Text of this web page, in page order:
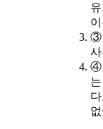
③
④